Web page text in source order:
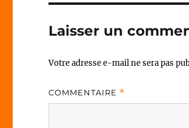
Laisser un
Votre adresse e-mail ne sera pas
COMMENTAIRE *